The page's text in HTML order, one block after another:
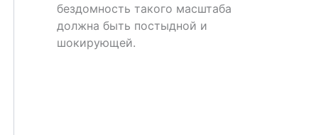
бездомность такого масштаба
должна быть постыдной и
шокирующей.